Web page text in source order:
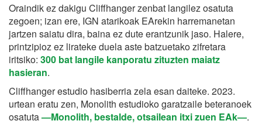
Oraindik ez dakigu Cliffhanger zenbat langilez osatuta
zegoen; izan ere, IGN atarikoak EArekin harremanetan
jartzen saiatu dira, baina ez dute erantzunik jaso. Halere,
printzipioz ez lirateke duela aste batzuetako zifretara
iritsiko: 300 bat langile kanporatu zituzten maiatz
hasieran.
Cliffhanger estudio hasiberria zela esan daiteke. 2023.
urtean eratu zen, Monolith estudioko garatzaile beteranoek
osatuta—Monolith, bestalde, otsailean itxi zuen EAk—.